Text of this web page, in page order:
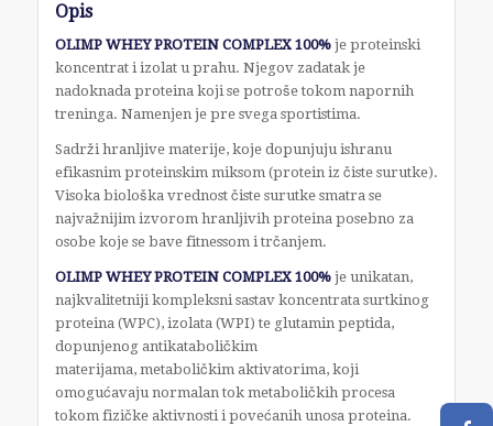
Opis
OLIMP WHEY PROTEIN COMPLEX 100%je proteinski
koncentrat i izolat u prahu. Njegov zadatak je
nadoknada proteina koji se potroše tokom napornih
treninga. Namenjen je pre svega sportistima.
Sadrži hranljive materije, koje dopunjuju ishranu
efikasnim proteinskim miksom (protein iz čiste surutke).
Visoka biološka vrednost čiste surutke smatra se
najvažnijim izvorom hranljivih proteina posebno za
osobe koje se bave fitnessom i trčanjem.
OLIMP WHEY PROTEIN COMPLEX 100% je unikatan,
najkvalitetniji kompleksni sastav koncentrata surtkinog
proteina (WPC), izolata (WPI) te glutamin peptida,
dopunjenog antikataboličkim
materijama, metaboličkim aktivatorima, koji
omogućavaju normalan tok metaboličkih procesa
tokom fizičke aktivnosti i povećanih unosa proteina.